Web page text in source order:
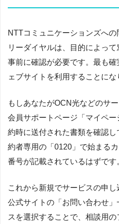
NTTコミュニケーションズへ
リーダイヤルは、目的によって
事前に確認が必要です。最も
ェブサイトを利用することにな
もしあなたがOCN光などのサ
会員サポートページ「マイペ
約時に送付された書類を確認
約者専用の「0120」で始まる
番号が記載されているはずです
これから新規でサービスの申し
公式サイトの「お問い合わせ
スを選択することで、相談用